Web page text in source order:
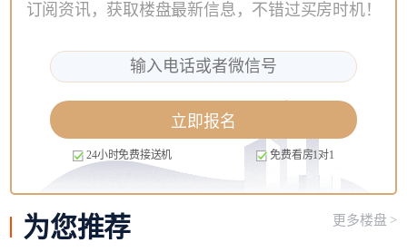
订阅资讯，获取楼盘最新信息，不错过买房时机！
立即报名
24小时免费接送机 免费看房1对1
为您推荐 更多楼盘 >